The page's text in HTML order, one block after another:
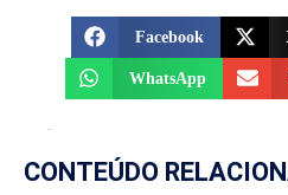
Facebook
WhatsApp
CONTEÚDO